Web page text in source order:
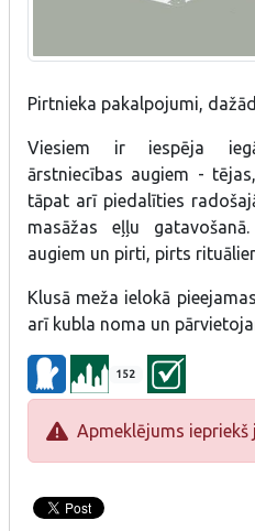
Pirtnieka pakalpojumi,
Viesiem ir iespēja
ārstniecības augiem -
tāpat arī piedalīties
masāžas eļļu
augiem un pirti, pirts
Klusā meža ielokā
arī kubla noma un
152
Apmeklējums iepriekš